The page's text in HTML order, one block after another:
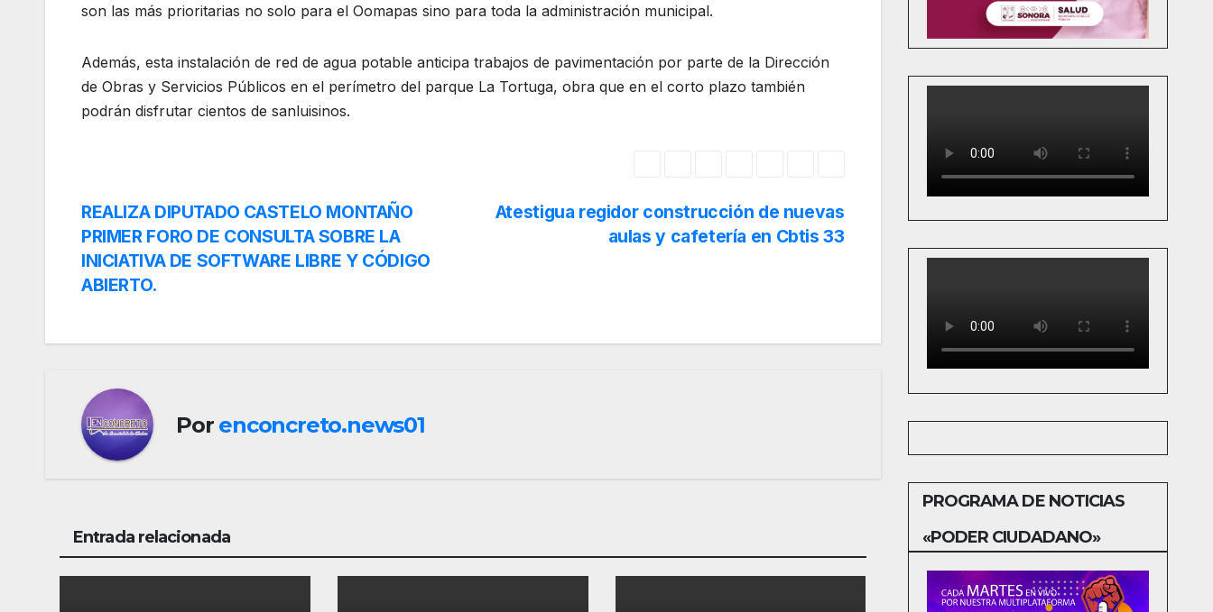
son las más prioritarias no solo para el Oomapas sino para toda la administración municipal.
Además, esta instalación de red de agua potable anticipa trabajos de pavimentación por parte de la Dirección
de Obras y Servicios Públicos en el perímetro del parque La Tortuga, obra que en el corto plazo también
podrán disfrutar cientos de sanluisinos.
Navegación
de
entradas
Atestigua regidor construcción de nuevas
aulas y cafetería en Cbtis 33
REALIZA DIPUTADO CASTELO MONTAÑO
PRIMER FORO DE CONSULTA SOBRE LA
INICIATIVA DE SOFTWARE LIBRE Y CÓDIGO
ABIERTO.
Por enconcreto.news01
Entrada relacionada
PROGRAMA DE NOTICIAS
«PODER CIUDADANO»